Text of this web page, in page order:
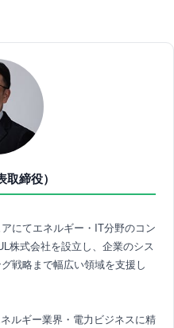
締役）
にてエネルギー・IT分野のコン
株式会社を設立し、企業のシス
戦略まで幅広い領域を支援し
ルギー業界・電力ビジネスに精